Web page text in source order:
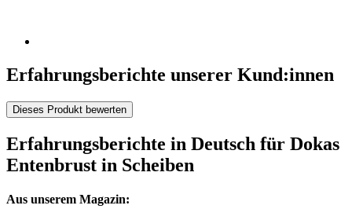
Erfahrungsberichte unserer Kund:innen
Dieses Produkt bewerten
Erfahrungsberichte in Deutsch für Dokas
Entenbrust in Scheiben
Aus unserem Magazin: